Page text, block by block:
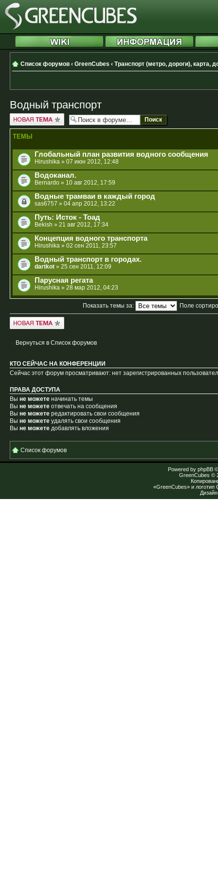
Список форумов ‹ GreenCubes ‹ Транспорт (метро, дороги), карта,
Водный транспорт
Новая тема
ТЕМЫ
Глобальный план развития водного сообщения
Hirushika » 07 июн 2012, 12:48
Водоканал.
Bernardo » 10 авг 2012, 17:59
Водные трамваи в каждый город
sas6757 » 04 апр 2012, 13:22
Путь: Исток - Тоад
Bekish » 21 авг 2012, 17:34
Концепция водного транспорта
Hirushika » 02 сен 2011, 23:57
Водный транспорт в городах.
dartkot » 25 сен 2011, 12:09
Парусная регата
Hirushika » 28 мар 2012, 04:23
Показать темы за: Поле
Новая тема
Вернуться в Список форумов
КТО СЕЙЧАС НА КОНФЕРЕНЦИИ
Сейчас этот форум просматривают: нет зарегистрированных
ПРАВА ДОСТУПА
Вы не можете начинать темы
Вы не можете отвечать на сообщения
Вы не можете редактировать свои сообщения
Вы не можете удалять свои сообщения
Вы не можете добавлять вложения
Список форумов
Powered by phpBB
GreenCubes ©
«GreenCubes» и